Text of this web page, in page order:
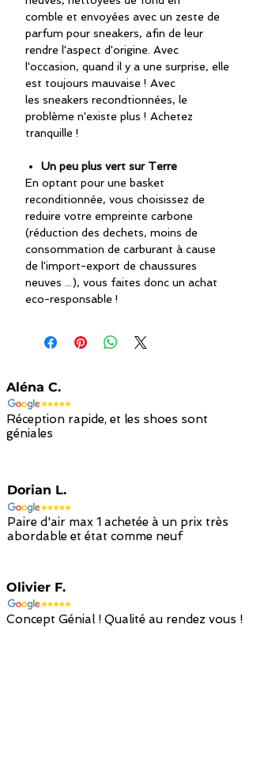
comble et envoyées avec un zeste de
parfum pour sneakers, afin de leur
rendre l'aspect d'origine. Avec
l'occasion, quand il y a une surprise, elle
est toujours mauvaise ! Avec
les sneakers recondtionnées, le
problème n'existe plus ! Achetez
tranquille !
Un peu plus vert sur Terre
En optant pour une basket
reconditionnée, vous choisissez de
reduire votre empreinte carbone
(réduction des dechets, moins de
consommation de carburant à cause
de l'import-export de chaussures
neuves ...), vous faites donc un achat
eco-responsable !
Aléna C.
Réception rapide, et les shoes sont
géniales
Dorian L.
Paire d'air max 1 achetée à un prix très
abordable et état comme neuf
Olivier F.
Concept Génial ! Qualité au rendez vous !